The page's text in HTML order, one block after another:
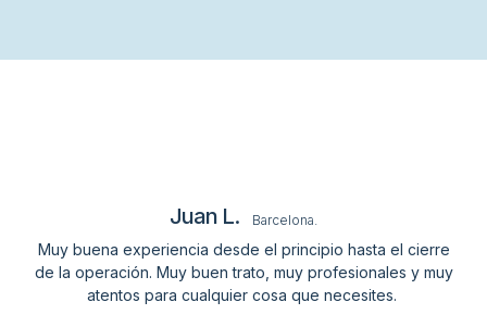
Juan L. Barcelona.
Muy buena experiencia desde el principio hasta el cierre
de la operación. Muy buen trato, muy profesionales y muy
atentos para cualquier cosa que necesites.